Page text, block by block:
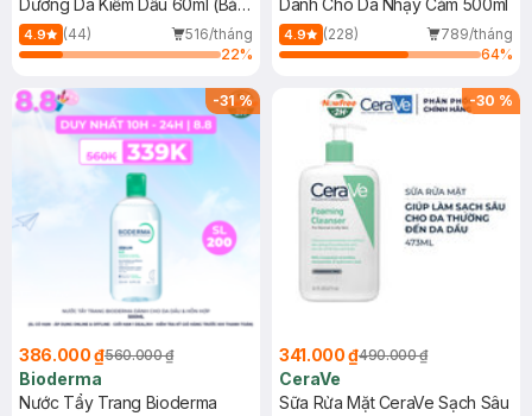
Dưỡng Da Kiềm Dầu 60ml (Bản
Mới)
4.9 (44)
516/tháng
22%
Dành Cho Da Nhạy Cảm 500ml
4.9 (228)
789/tháng
64%
-31%
386.000 ₫560.000 ₫
Bioderma
Nước Tẩy Trang Bioderma
-30 %
341.000 ₫490.000 ₫
CeraVe
Sữa Rửa Mặt CeraVe Sạch Sâu